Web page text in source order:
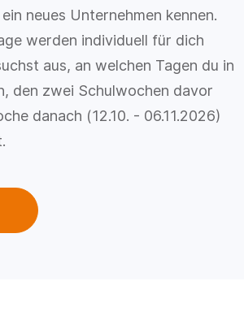
neues Unternehmen kennen.
werden individuell für dich
aus, an welchen Tagen du in
den zwei Schulwochen davor
danach (12.10. - 06.11.2026)